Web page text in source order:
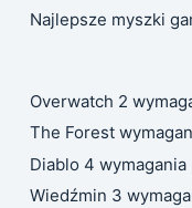
Najlepsze myszki
Overwatch 2
The Forest
Diablo 4 wymagania
Wiedźmin 3